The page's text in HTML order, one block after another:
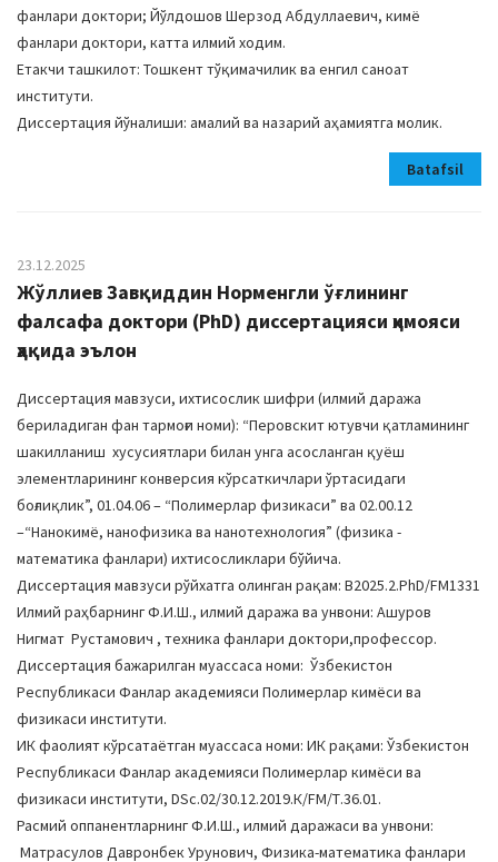
фанлари доктори; Йўлдошов Шерзод Абдуллаевич, кимё
фанлари доктори, катта илмий ходим.
Етакчи ташкилот: Тошкент тўқимачилик ва енгил саноат
институти.
Диссертация йўналиши: амалий ва назарий аҳамиятга молик.
Batafsil
23.12.2025
Жўллиев Завқиддин Норменгли ўғлининг
фалсафа доктори (PhD) диссертацияси ҳимояси
ҳақида эълон
Диссертация мавзуси, ихтисослик шифри (илмий даража
бериладиган фан тармоғи номи): “Перовскит ютувчи қатламининг
шакилланиш хусусиятлари билан унга асосланган қуёш
элементларининг конверсия кўрсаткичлари ўртасидаги
боғлиқлик”, 01.04.06 – “Полимерлар физикаси” ва 02.00.12
–“Нанокимё, нанофизика ва нанотехнология” (физика -
математика фанлари) ихтисосликлари бўйича.
Диссертация мавзуси рўйхатга олинган рақам: В2025.2.PhD/FM1331
Илмий раҳбарнинг Ф.И.Ш., илмий даража ва унвони: Ашуров
Нигмат Рустамович , техника фанлари доктори,профессор.
Диссертация бажарилган муассаса номи: Ўзбекистон
Республикаси Фанлар академияси Полимерлар кимёси ва
физикаси институти.
ИК фаолият кўрсатаётган муассаса номи: ИК рақами: Ўзбекистон
Республикаси Фанлар академияси Полимерлар кимёси ва
физикаси институти, DSc.02/30.12.2019.К/FM/Т.36.01.
Расмий оппанентларнинг Ф.И.Ш., илмий даражаси ва унвони:
Матрасулов Давронбек Урунович, Физика-математика фанлари